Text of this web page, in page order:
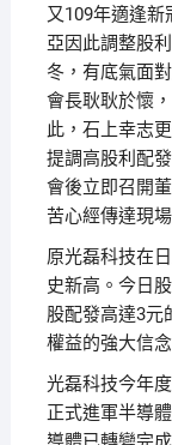
又109年適逢
亞因此調整股
冬，有底氣面
會長耿耿於懷
此，石上幸志
提調高股利配
會後立即召開
苦心經傳達現
原光磊科技在
史新高。今日
股配發高達3元
權益的強大信念
光磊科技今年
正式進軍半導